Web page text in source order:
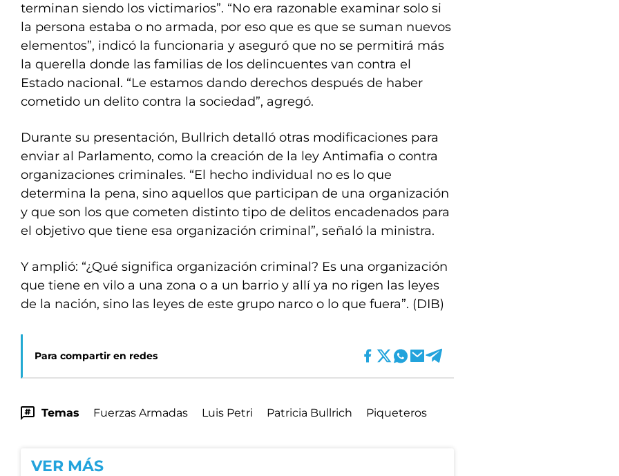
terminan siendo los victimarios”. “No era razonable examinar solo si
la persona estaba o no armada, por eso que es que se suman nuevos
elementos”, indicó la funcionaria y aseguró que no se permitirá más
la querella donde las familias de los delincuentes van contra el
Estado nacional. “Le estamos dando derechos después de haber
cometido un delito contra la sociedad”, agregó.
Durante su presentación, Bullrich detalló otras modificaciones para
enviar al Parlamento, como la creación de la ley Antimafia o contra
organizaciones criminales. “El hecho individual no es lo que
determina la pena, sino aquellos que participan de una organización
y que son los que cometen distinto tipo de delitos encadenados para
el objetivo que tiene esa organización criminal”, señaló la ministra.
Y amplió: “¿Qué significa organización criminal? Es una organización
que tiene en vilo a una zona o a un barrio y allí ya no rigen las leyes
de la nación, sino las leyes de este grupo narco o lo que fuera”. (DIB)
Para compartir en redes
Temas Fuerzas Armadas Luis Petri Patricia Bullrich Piqueteros
VER MÁS